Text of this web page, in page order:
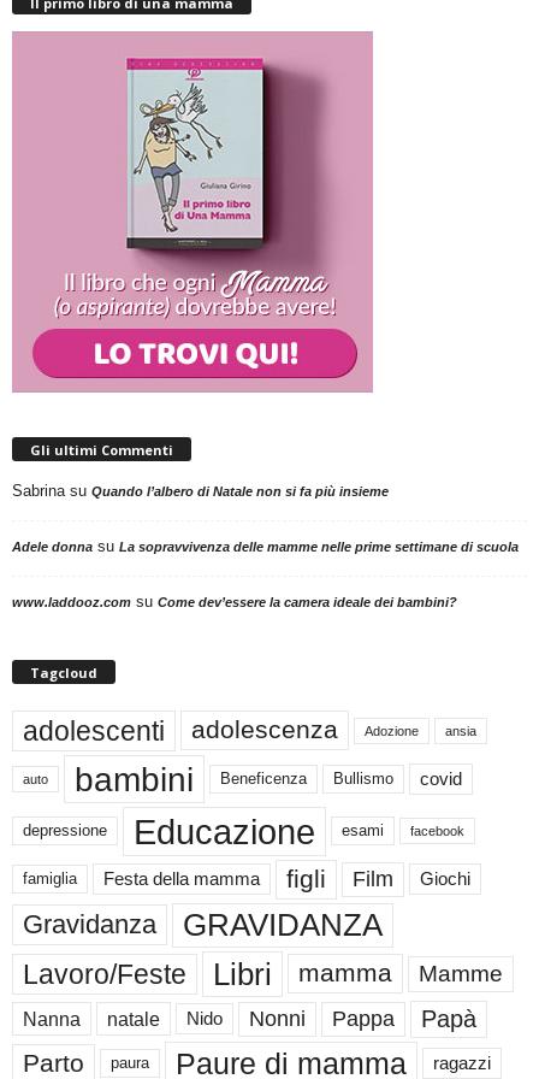
Gli ultimi Commenti
Sabrina su Quando l’albero di Natale non si fa più insieme
Adele donna su La sopravvivenza delle mamme nelle prime settimane di scuola
www.laddooz.com su Come dev’essere la camera ideale dei bambini?
Tagcloud
adolescenti adolescenza Adozione ansia
auto bambini Beneficenza Bullismo covid
depressione Educazione esami facebook
famiglia Festa della mamma figli Film Giochi
Gravidanza GRAVIDANZA
Lavoro/Feste Libri mamma Mamme
Nanna natale Nido Nonni Pappa Papà
Parto paura Paure di mamma ragazzi